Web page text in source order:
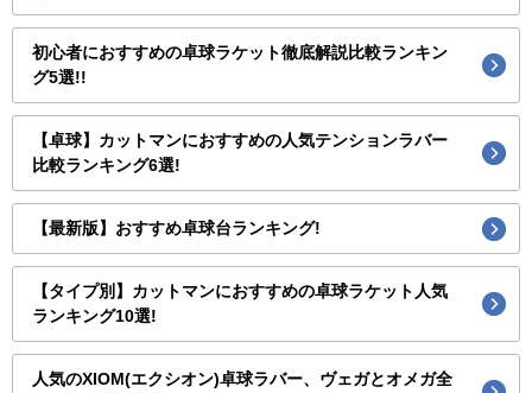
初心者におすすめの卓球ラケット徹底解説比較ランキン
グ5選!!
【卓球】カットマンにおすすめの人気テンションラバー
比較ランキング6選!
【最新版】おすすめ卓球台ランキング!
【タイプ別】カットマンにおすすめの卓球ラケット人気
ランキング10選!
人気のXIOM(エクシオン)卓球ラバー、ヴェガとオメガ全